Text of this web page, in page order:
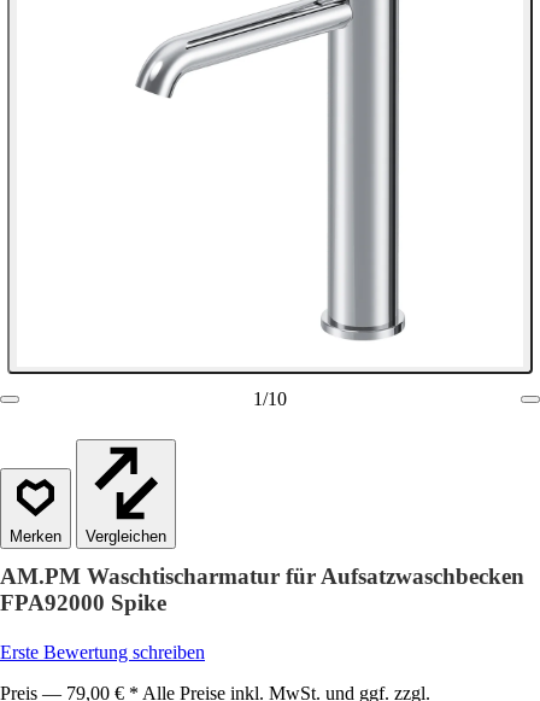
1/10
Vergleichen
AM.PM Waschtischarmatur für Aufsatzwaschbecken
FPA92000 Spike
Erste Bewertung schreiben
Preis — 79,00 € * Alle Preise inkl. MwSt. und ggf. zzgl.